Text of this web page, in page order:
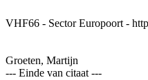
VHF66 - Sector Europoort -
Groeten, Martijn
--- Einde van citaat ---